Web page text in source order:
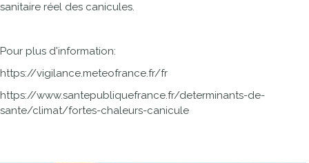
sanitaire réel des canicules.
Pour plus d'information:
https://vigilance.meteofrance.fr/fr
https://www.santepubliquefrance.fr/determinants-de-
sante/climat/fortes-chaleurs-canicule